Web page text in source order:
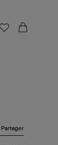
Partager